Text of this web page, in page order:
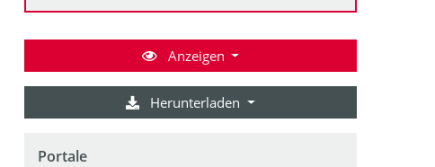
Anzeigen
Herunterladen
Portale